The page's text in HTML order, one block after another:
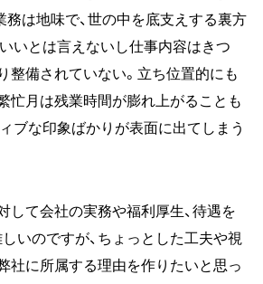
務は地味で、世の中を底支えする裏方
いとは言えないし仕事内容はきつ
整備されていない。立ち位置的にも
忙月は残業時間が膨れ上がることも
ブな印象ばかりが表面に出てしまう
して会社の実務や福利厚生、待遇を
いのですが、ちょっとした工夫や視
社に所属する理由を作りたいと思っ